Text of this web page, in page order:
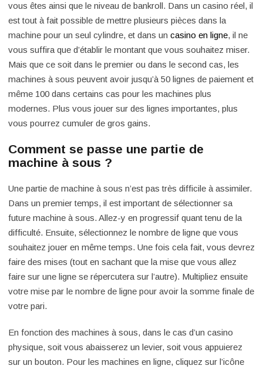
vous êtes ainsi que le niveau de bankroll. Dans un casino réel, il
est tout à fait possible de mettre plusieurs pièces dans la
machine pour un seul cylindre, et dans un casino en ligne, il ne
vous suffira que d’établir le montant que vous souhaitez miser.
Mais que ce soit dans le premier ou dans le second cas, les
machines à sous peuvent avoir jusqu’à 50 lignes de paiement et
même 100 dans certains cas pour les machines plus
modernes. Plus vous jouer sur des lignes importantes, plus
vous pourrez cumuler de gros gains.
Comment se passe une partie de
machine à sous ?
Une partie de machine à sous n’est pas très difficile à assimiler.
Dans un premier temps, il est important de sélectionner sa
future machine à sous. Allez-y en progressif quant tenu de la
difficulté. Ensuite, sélectionnez le nombre de ligne que vous
souhaitez jouer en même temps. Une fois cela fait, vous devrez
faire des mises (tout en sachant que la mise que vous allez
faire sur une ligne se répercutera sur l’autre). Multipliez ensuite
votre mise par le nombre de ligne pour avoir la somme finale de
votre pari.
En fonction des machines à sous, dans le cas d’un casino
physique, soit vous abaisserez un levier, soit vous appuierez
sur un bouton. Pour les machines en ligne, cliquez sur l’icône